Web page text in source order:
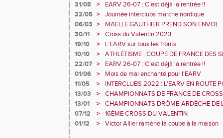
31/08
>
EARV 26-07 : C'est déjà la rentrée !!
22/05 >
Journée interclubs marche nordique
06/03 >
MAELLE GAUTHIER PREND SON ENVOL
30/11
>
Cross du Valentin 2023
19/10
>
L’EARV sur tous les fronts
10/10
>
ATHLÉTISME : COUPE DE FRANCE DES
LANCEURS DE L’EARV 26 07
MARTEAU
22/07 >
EARV 26-07 : C'est déjà la rentrée !!
01/06
>
Mois de mai enchanté pour l'EARV
11/05
>
INTERCLUBS 2022 : L'EARV EN ROUTE
RÉGIONALE EXCELLENCE
13/03 >
CHAMPIONNATS DE FRANCE DE
HENRIC DE L’EARV SUR LE PODIUM
13/01 >
CHAMPIONNATS DRÔME-ARDÈCHE DE
COUNTRY: JUSTINE, THÉOPHILE, MAEL,
FANNY : SIX TITRES ET UN RECORD
07/12 >
16ÈME CROSS DU VALENTIN
01/12
> Victor Allier ramène la coupe à la maison